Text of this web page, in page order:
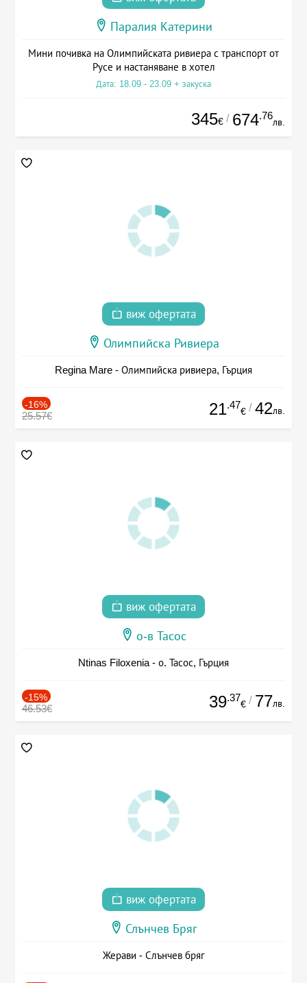
Паралия Катерини
Мини почивка на Олимпийската ривиера с транспорт от
Русе и настаняване в хотел
Дата: 18.09 - 23.09 + закуска
345€ / 674.76
лв.
виж офертата
Олимпийска Ривиера
Regina Mare - Олимпийска ривиера, Гърция
-16%
25.57€ 21.47
€ / 42лв.
виж офертата
о-в Тасос
Ntinas Filoxenia - о. Тасос, Гърция
-15%
46.53€ 39.37
€ / 77лв.
виж офертата
Слънчев Бряг
Жерави - Слънчев бряг